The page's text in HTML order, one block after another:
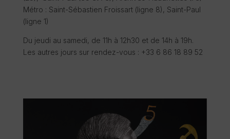
Métro : Saint-Sébastien Froissart (ligne 8), Saint-Paul
(ligne 1)
Du jeudi au samedi, de 11h à 12h30 et de 14h à 19h.
Les autres jours sur rendez-vous : +33 6 86 18 89 52